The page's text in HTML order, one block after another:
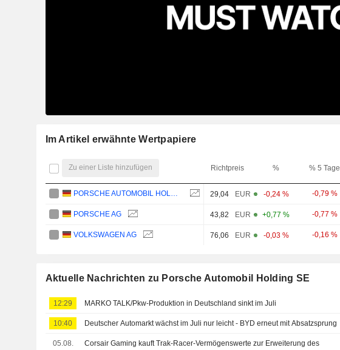
Im Artikel erwähnte Wertpapiere
Zu einer Liste hinzufügen Richtpreis % % 5 Tage
29,04 EUR -0,24 % -0,79 %
PORSCHE AG 43,82 EUR +0,77 % -0,77 %
VOLKSWAGEN AG 76,06 EUR -0,03 % -0,16 %
Aktuelle Nachrichten zu Porsche Automobil Holding SE
12:29 MARKO TALK/Pkw-Produktion in Deutschland sinkt im Juli
10:40 Deutscher Automarkt wächst im Juli nur leicht - BYD erneut mit Absatzsprung
05.08.
Corsair Gaming kauft Trak-Racer-Vermögenswerte zur Erweiterung des